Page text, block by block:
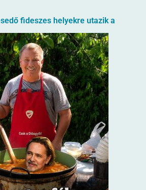
fideszes helyekre utazik a